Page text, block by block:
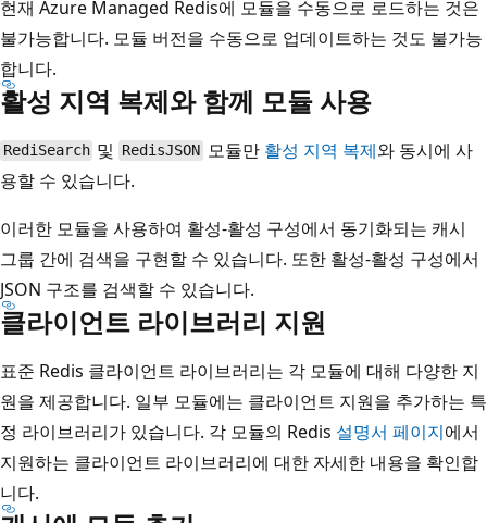
현재 Azure Managed Redis에 모듈을 수동으로 로드하는 것은
불가능합니다. 모듈 버전을 수동으로 업데이트하는 것도 불가능
합니다.
활성 지역 복제와 함께 모듈 사용
RediSearch 및 RedisJSON 모듈만 활성 지역 복제와 동시에 사
용할 수 있습니다.
이러한 모듈을 사용하여 활성-활성 구성에서 동기화되는 캐시
그룹 간에 검색을 구현할 수 있습니다. 또한 활성-활성 구성에서
JSON 구조를 검색할 수 있습니다.
클라이언트 라이브러리 지원
표준 Redis 클라이언트 라이브러리는 각 모듈에 대해 다양한 지
원을 제공합니다. 일부 모듈에는 클라이언트 지원을 추가하는 특
정 라이브러리가 있습니다. 각 모듈의 Redis 설명서 페이지에서
지원하는 클라이언트 라이브러리에 대한 자세한 내용을 확인합
니다.